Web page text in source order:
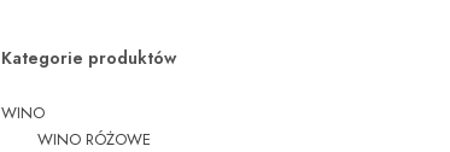
Kategorie produktów
WINO
WINO RÓŻOWE